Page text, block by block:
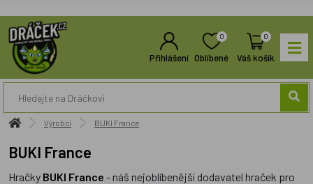
Přihlášení
0
Oblíbené
0
Váš košík
Výrobci BUKI France
BUKI France
Hračky BUKI France - náš nejoblíbenější dodavatel hraček pro